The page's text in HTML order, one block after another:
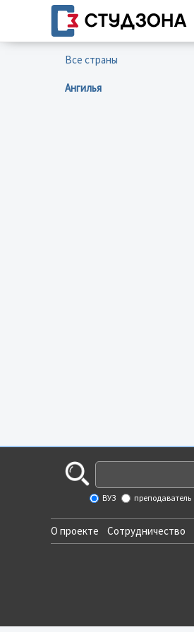
Все страны
Ангилья
ВУЗ преподаватель
О проекте Сотрудничество